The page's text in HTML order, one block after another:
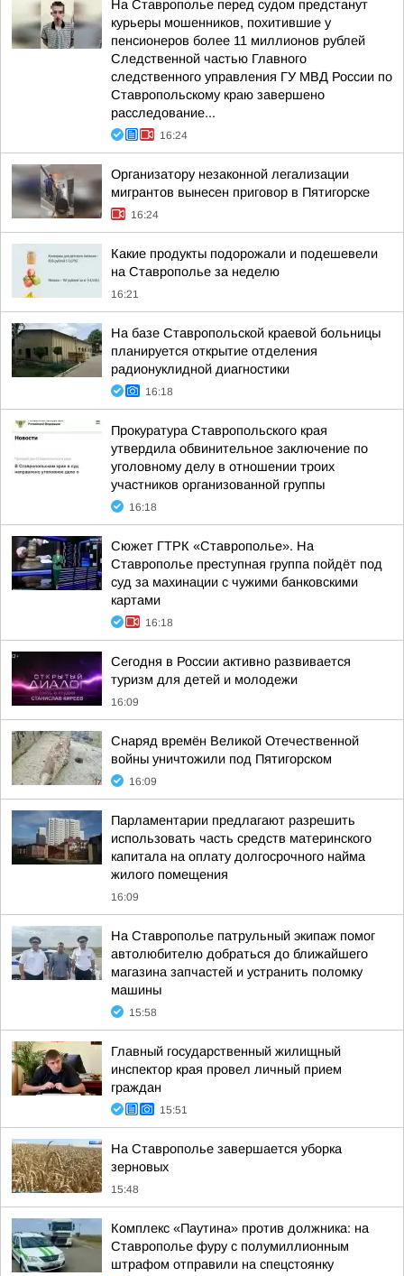
На Ставрополье перед судом предстанут
курьеры мошенников, похитившие у
пенсионеров более 11 миллионов рублей
Следственной частью Главного
следственного управления ГУ МВД России по
Ставропольскому краю завершено
расследование...
16:24
Организатору незаконной легализации
мигрантов вынесен приговор в Пятигорске
16:24
Какие продукты подорожали и подешевели
на Ставрополье за неделю
16:21
На базе Ставропольской краевой больницы
планируется открытие отделения
радионуклидной диагностики
16:18
Прокуратура Ставропольского края
утвердила обвинительное заключение по
уголовному делу в отношении троих
участников организованной группы
16:18
Сюжет ГТРК «Ставрополье». На
Ставрополье преступная группа пойдёт под
суд за махинации с чужими банковскими
картами
16:18
Сегодня в России активно развивается
туризм для детей и молодежи
16:09
Снаряд времён Великой Отечественной
войны уничтожили под Пятигорском
16:09
Парламентарии предлагают разрешить
использовать часть средств материнского
капитала на оплату долгосрочного найма
жилого помещения
16:09
На Ставрополье патрульный экипаж помог
автолюбителю добраться до ближайшего
магазина запчастей и устранить поломку
машины
15:58
Главный государственный жилищный
инспектор края провел личный прием
граждан
15:51
На Ставрополье завершается уборка
зерновых
15:48
Комплекс «Паутина» против должника: на
Ставрополье фуру с полумиллионным
штрафом отправили на спецстоянку